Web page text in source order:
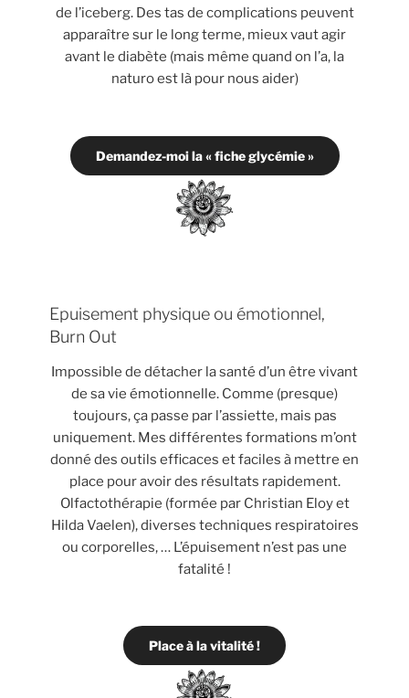
de l’iceberg. Des tas de complications peuvent
apparaître sur le long terme, mieux vaut agir
avant le diabète (mais même quand on l’a, la
naturo est là pour nous aider)
Demandez-moi la « fiche glycémie »
Epuisement physique ou émotionnel,
Burn Out
Impossible de détacher la santé d’un être vivant
de sa vie émotionnelle. Comme (presque)
toujours, ça passe par l’assiette, mais pas
uniquement. Mes différentes formations m’ont
donné des outils efficaces et faciles à mettre en
place pour avoir des résultats rapidement.
Olfactothérapie (formée par Christian Eloy et
Hilda Vaelen), diverses techniques respiratoires
ou corporelles, … L’épuisement n’est pas une
fatalité !
Place à la vitalité !